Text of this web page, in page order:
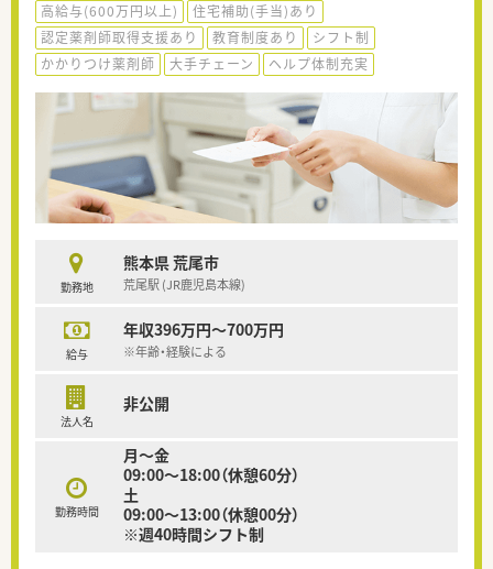
高給与(600万円以上)
住宅補助(手当)あり
認定薬剤師取得支援あり
教育制度あり
シフト制
かかりつけ薬剤師
大手チェーン ヘルプ体制充実
勤務地
熊本県 荒尾市
荒尾駅 (JR鹿児島本線)
給与
年収396万円～700万円
※年齢・経験による
法人名
非公開
勤務時間
月～金
09:00～18:00（休憩60分）
土
09:00～13:00（休憩00分）
※週40時間シフト制